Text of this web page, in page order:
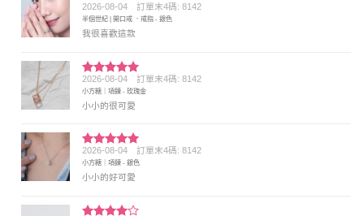
評分5 滿
分 5
2026-08-04 訂單末4碼: 8142
半個世紀 | 開口戒 ．戒指 - 銀色
我很喜歡這款
評分5滿
分 5
2026-08-04 訂單末4碼: 8142
小方糖｜項鍊 - 玫瑰金
小小的很可愛
評分5 滿
分 5
2026-08-04 訂單末4碼: 8142
小方糖｜項鍊 - 銀色
小小的好可愛